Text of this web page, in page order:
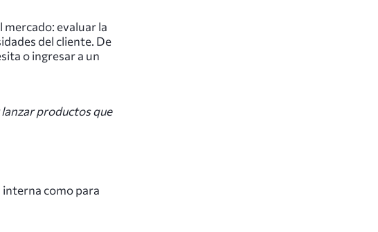
evaluar la
del cliente. De
o ingresar a un
productos que
interna como para